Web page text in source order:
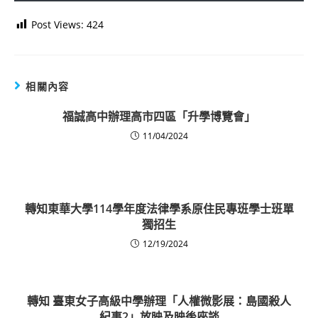
Post Views: 424
相關內容
福誠高中辦理高市四區「升學博覽會」
11/04/2024
轉知東華大學114學年度法律學系原住民專班學士班單
獨招生
12/19/2024
轉知 臺東女子高級中學辦理「人權微影展：島國殺人